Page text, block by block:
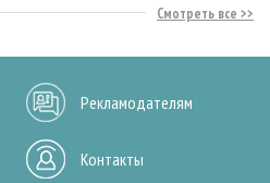
Смотреть все
Рекламодателям
Контакты